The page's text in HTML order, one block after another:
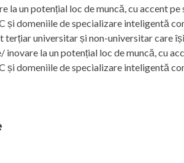
un potențial loc de muncă, cu accent pe
domeniile de specializare inteligentă
universitar și non-universitar care
la un potențial loc de muncă, cu
domeniile de specializare inteligentă